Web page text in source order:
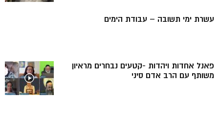
עשרת ימי תשובה – עבודת הימים
פאנל אחדות ויהדות -קטעים נבחרים מראיון
משותף עם הרב אדם סיני